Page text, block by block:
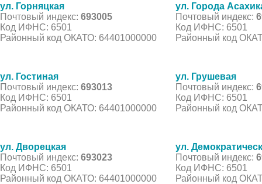
ул. Горняцкая
Почтовый индекс: 693005
Код ИФНС: 6501
Районный код ОКАТО: 64401000000
ул. Города
Почтовый индекс:
Код ИФНС: 6501
Районный код
ул. Гостиная
Почтовый индекс: 693013
Код ИФНС: 6501
Районный код ОКАТО: 64401000000
ул. Грушевая
Почтовый индекс:
Код ИФНС: 6501
Районный код
ул. Дворецкая
Почтовый индекс: 693023
Код ИФНС: 6501
Районный код ОКАТО: 64401000000
ул.
Почтовый индекс:
Код ИФНС: 6501
Районный код